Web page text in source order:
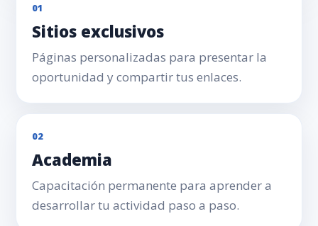
01
Sitios exclusivos
Páginas personalizadas para presentar la
oportunidad y compartir tus enlaces.
02
Academia
Capacitación permanente para aprender a
desarrollar tu actividad paso a paso.